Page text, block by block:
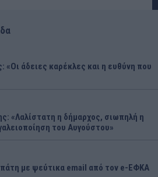
άδειες καρέκλες και η ευθύνη που
«Λαλίστατη η δήμαρχος, σιωπηλή η
του Αυγούστου»
με ψεύτικα email από τον e-ΕΦΚΑ